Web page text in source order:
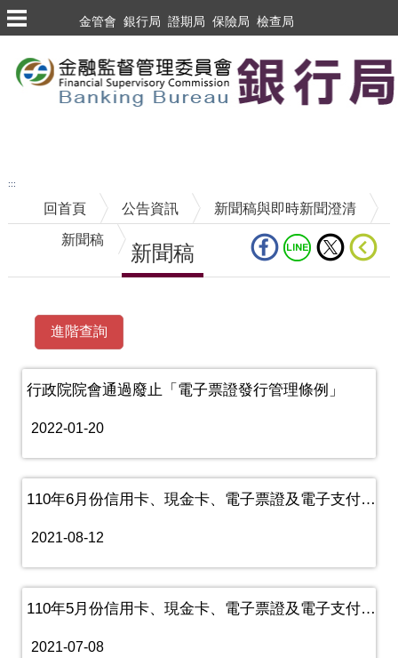
跳到主要內容區塊
金管會 銀行局 證期局 保險局 檢查局
:::
回首頁 公告資訊 新聞稿與即時新聞澄清
新聞稿
新聞稿
行政院院會通過廢止「電子票證發行管理條例」
2022-01-20
110年6月份信用卡、現金卡、電子票證及電子支付機構業務資訊
2021-08-12
110年5月份信用卡、現金卡、電子票證及電子支付機構業務資訊
2021-07-08